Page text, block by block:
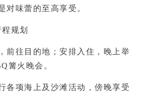
对味蕾的至高享受。
规划
前往目的地；安排入住，晚上举
篝火晚会。
各项海上及沙滩活动，傍晚享受